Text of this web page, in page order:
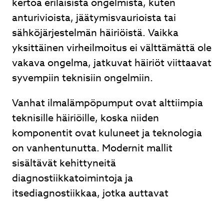
anturivioista, jäätymisvaurioista tai
sähköjärjestelmän häiriöistä. Vaikka
yksittäinen virheilmoitus ei välttämättä ole
vakava ongelma, jatkuvat häiriöt viittaavat
syvempiin teknisiin ongelmiin.
Vanhat ilmalämpöpumput ovat alttiimpia
teknisille häiriöille, koska niiden
komponentit ovat kuluneet ja teknologia
on vanhentunutta. Modernit mallit
sisältävät kehittyneitä
diagnostiikkatoimintoja ja
itsediagnostiikkaa, jotka auttavat